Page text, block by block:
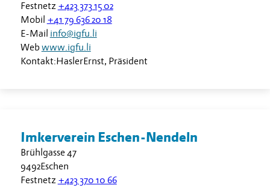
Festnetz +423 373 15 02
Mobil +41 79 636 20 18
E-Mail info@igfu.li
Webwww.igfu.li
Kontakt:HaslerErnst, Präsident
Imkerverein Eschen-Nendeln
Brühlgasse 47
9492Eschen
Festnetz +423 370 10 66